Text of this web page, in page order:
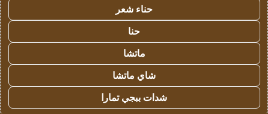
حناء شعر
حنا
ماتشا
شاي ماتشا
شدات ببجي تمارا